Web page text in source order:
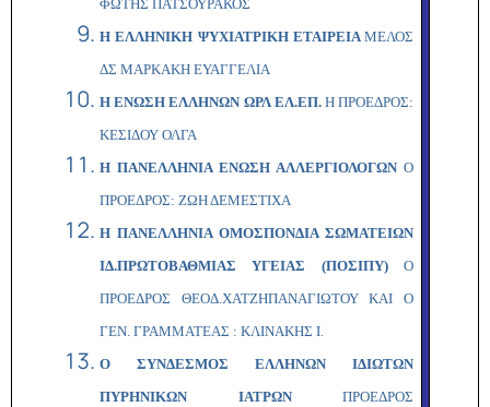
ΦΩΤΗΣ ΠΑΤΣΟΥΡΑΚΟΣ
Η ΕΛΛΗΝΙΚΗ ΨΥΧΙΑΤΡΙΚΗ ΕΤΑΙΡΕΙΑΜΕΛΟΣ
ΔΣ ΜΑΡΚΑΚΗ ΕΥΑΓΓΕΛΙΑ
Η ΕΝΩΣΗ ΕΛΛΗΝΩΝ ΩΡΛ ΕΛ.ΕΠ. Η ΠΡΟΕΔΡΟΣ:
ΚΕΣΙΔΟΥ ΟΛΓΑ
Η ΠΑΝΕΛΛΗΝΙΑ ΕΝΩΣΗ ΑΛΛΕΡΓΙΟΛΟΓΩΝ Ο
ΠΡΟΕΔΡΟΣ: ΖΩΗ ΔΕΜΕΣΤΙΧΑ
Η ΠΑΝΕΛΛΗΝΙΑ ΟΜΟΣΠΟΝΔΙΑ ΣΩΜΑΤΕΙΩΝ
ΙΔ.ΠΡΩΤΟΒΑΘΜΙΑΣ ΥΓΕΙΑΣ (ΠΟΣΙΠΥ) Ο
ΠΡΟΕΔΡΟΣ ΘΕΟΔ.ΧΑΤΖΗΠΑΝΑΓΙΩΤΟΥ ΚΑΙ Ο
ΓΕΝ. ΓΡΑΜΜΑΤΕΑΣ : ΚΛΙΝΑΚΗΣ Ι.
Ο ΣΥΝΔΕΣΜΟΣ ΕΛΛΗΝΩΝ ΙΔΙΩΤΩΝ
ΠΥΡΗΝΙΚΩΝ ΙΑΤΡΩΝ ΠΡΟΕΔΡΟΣ